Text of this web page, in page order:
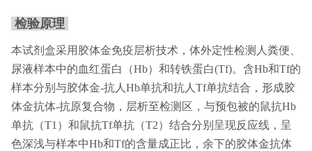
检验原理
本试剂盒采用胶体金免疫层析技术，体外定性检测人粪便、
尿液样本中的血红蛋白（Hb）和转铁蛋白(Tf)。含Hb和Tf的
样本分别与胶体金-抗人Hb单抗和抗人Tf单抗结合，形成胶
体金抗体-抗原复合物，层析至检测区，与预包被的鼠抗Hb
单抗（T1）和鼠抗Tf单抗（T2）结合分别呈现反应线，呈
色深浅与样本中Hb和Tf的含量成正比，余下的胶体金抗体